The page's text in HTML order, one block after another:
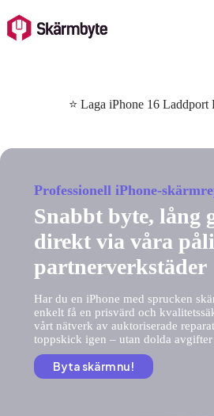
to
content
⭐ Laga iPhone 16 Laddport
Professionell iPhone-
Snabbt byte, lång
direkt via våra
partnerverkstäder
Har du en iPhone med sprucken
enkelt få en prisvärd och
vårt nätverk av auktoriserade
toppskick igen – utan dolda
Byta skärm nu!